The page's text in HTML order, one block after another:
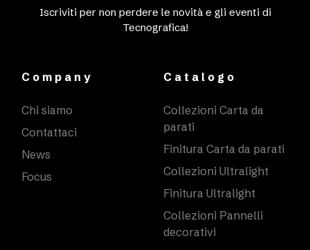
Iscriviti per non perdere le novità e gli eventi di
Tecnografica!
Company
Chi siamo
Contattaci
News
Focus
Catalogo
Collezioni Carta da
parati
Finitura Carta da parati
Collezioni Ultralight
Finitura Ultralight
Collezioni Pannelli
decorativi